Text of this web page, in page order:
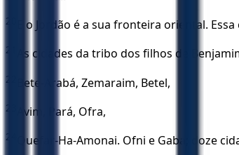
20 E o Jordão é a sua fronteira oriental.
21 As cidades da tribo dos filhos de
22 Bete-Arabá, Zemaraim, Betel,
23 Avim, Pará, Ofra,
24 Quefar-Ha-Amonai. Ofni e Gaba; doze